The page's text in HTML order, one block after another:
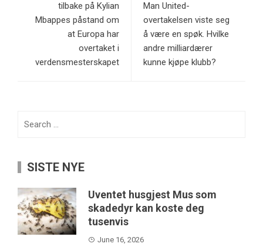
tilbake på Kylian
Mbappes påstand om
at Europa har
overtaket i
verdensmesterskapet
Man United-
overtakelsen viste seg
å være en spøk. Hvilke
andre milliardærer
kunne kjøpe klubb?
SISTE NYE
Uventet husgjest Mus som
skadedyr kan koste deg
tusenvis
June 16, 2026